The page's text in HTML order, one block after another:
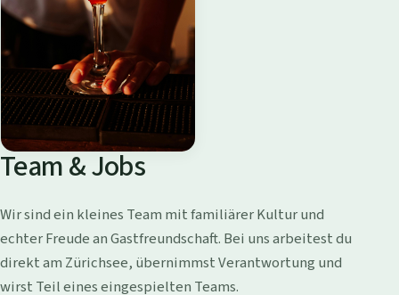
Team & Jobs
Wir sind ein kleines Team mit familiärer Kultur und
echter Freude an Gastfreundschaft. Bei uns arbeitest du
direkt am Zürichsee, übernimmst Verantwortung und
wirst Teil eines eingespielten Teams.